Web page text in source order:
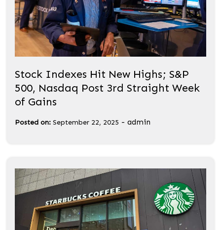
Stock Indexes Hit New Highs; S&P
500, Nasdaq Post 3rd Straight Week
of Gains
Posted on: September 22, 2025 - admin